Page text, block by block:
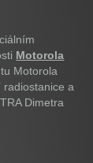
Motorola
Motorola
a
Dimetra